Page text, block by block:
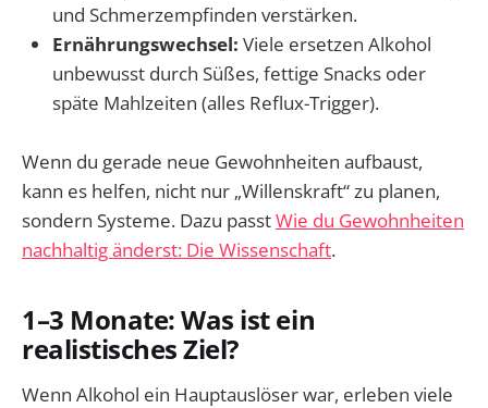
und Schmerzempfinden verstärken.
Ernährungswechsel: Viele ersetzen Alkohol
unbewusst durch Süßes, fettige Snacks oder
späte Mahlzeiten (alles Reflux-Trigger).
Wenn du gerade neue Gewohnheiten aufbaust,
kann es helfen, nicht nur „Willenskraft“ zu planen,
sondern Systeme. Dazu passtWie du Gewohnheiten
nachhaltig änderst: Die Wissenschaft.
1–3 Monate: Was ist ein
realistisches Ziel?
Wenn Alkohol ein Hauptauslöser war, erleben viele